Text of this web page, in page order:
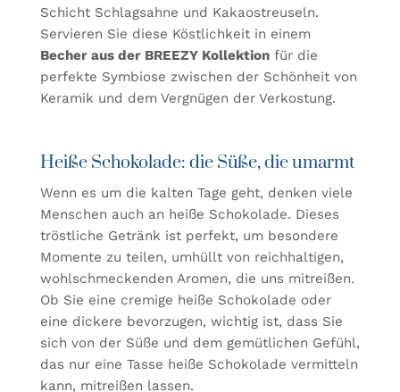
Schicht Schlagsahne und Kakaostreuseln.
Servieren Sie diese Köstlichkeit in einem
Becher aus der BREEZY Kollektion für die
perfekte Symbiose zwischen der Schönheit von
Keramik und dem Vergnügen der Verkostung.
Heiße Schokolade: die Süße, die umarmt
Wenn es um die kalten Tage geht, denken viele
Menschen auch an heiße Schokolade. Dieses
tröstliche Getränk ist perfekt, um besondere
Momente zu teilen, umhüllt von reichhaltigen,
wohlschmeckenden Aromen, die uns mitreißen.
Ob Sie eine cremige heiße Schokolade oder
eine dickere bevorzugen, wichtig ist, dass Sie
sich von der Süße und dem gemütlichen Gefühl,
das nur eine Tasse heiße Schokolade vermitteln
kann, mitreißen lassen.